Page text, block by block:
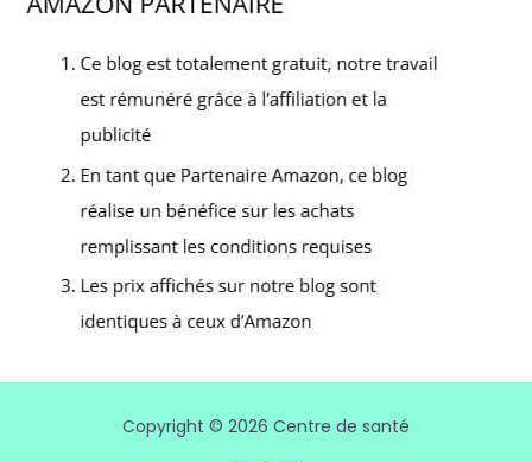
Copyright © 2026 Centre de santé